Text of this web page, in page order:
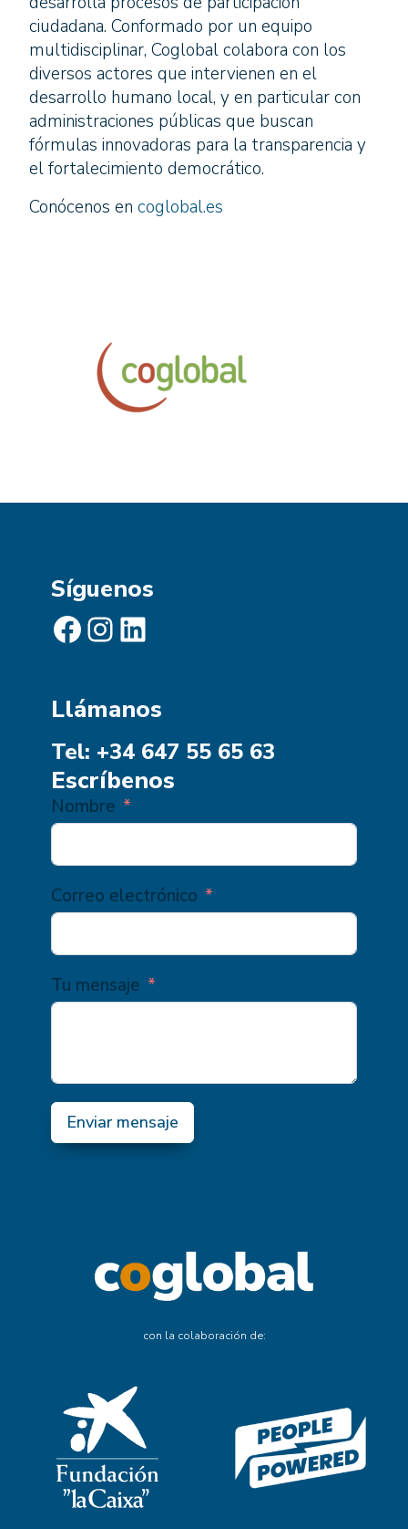
ciudadana. Conformado por un equipo
multidisciplinar, Coglobal colabora con los
diversos actores que intervienen en el
desarrollo humano local, y en particular con
administraciones públicas que buscan
fórmulas innovadoras para la transparencia y
el fortalecimiento democrático.
Conócenos en coglobal.es
Síguenos
Facebook Instagram LinkedIn
Llámanos
Tel: +34 647 55 65 63
Escríbenos
Nombre
Correo electrónico
Tu mensaje
Enviar mensaje
con la colaboración de: